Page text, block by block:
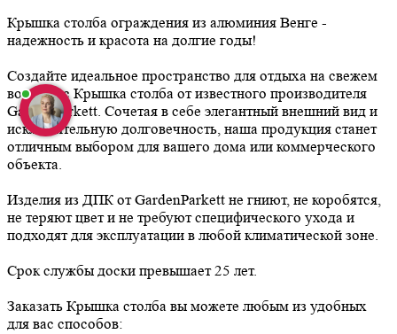
Крышка столба ограждения из алюминия Венге -
надежность и красота на долгие годы!
Создайте идеальное пространство для отдыха на свежем
воздухе с Крышка столба от известного производителя
GardenParkett. Сочетая в себе элегантный внешний вид и
исключительную долговечность, наша продукция станет
отличным выбором для вашего дома или коммерческого
объекта.
Изделия из ДПК от GardenParkett не гниют, не коробятся,
не теряют цвет и не требуют специфического ухода и
подходят для эксплуатации в любой климатической зоне.
Срок службы доски превышает 25 лет.
Заказать Крышка столба вы можете любым из удобных
для вас способов: